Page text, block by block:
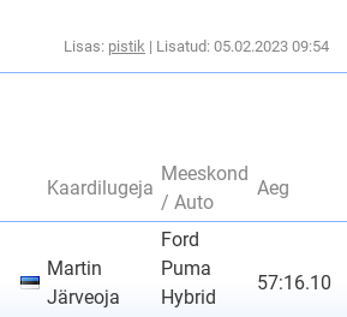
Lisas: pistik | Lisatud: 05.02.2023 09:54
Kaardilugeja
Meeskond
/ Auto
Aeg
Martin
Järveoja
Ford
Puma
Hybrid
57:16.10